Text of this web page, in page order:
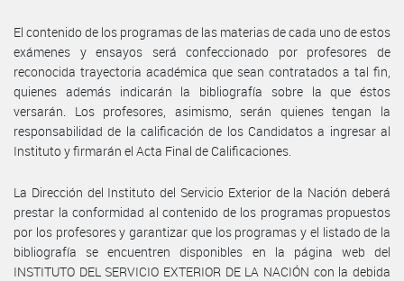
El contenido de los programas de las materias de cada uno de estos
exámenes y ensayos será confeccionado por profesores de
reconocida trayectoria académica que sean contratados a tal fin,
quienes además indicarán la bibliografía sobre la que éstos
versarán. Los profesores, asimismo, serán quienes tengan la
responsabilidad de la calificación de los Candidatos a ingresar al
Instituto y firmarán el Acta Final de Calificaciones.
La Dirección del Instituto del Servicio Exterior de la Nación deberá
prestar la conformidad al contenido de los programas propuestos
por los profesores y garantizar que los programas y el listado de la
bibliografía se encuentren disponibles en la página web del
INSTITUTO DEL SERVICIO EXTERIOR DE LA NACIÓN con la debida